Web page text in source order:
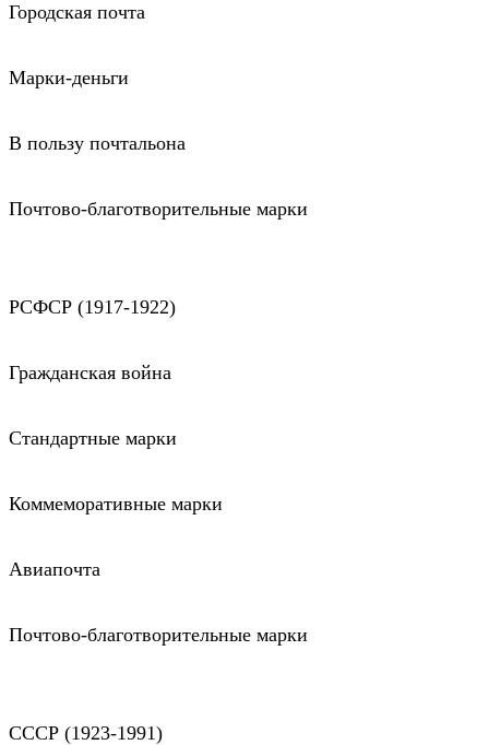
Городская почта
Марки-деньги
В пользу почтальона
Почтово-благотворительные марки
РСФСР (1917-1922)
Гражданская война
Стандартные марки
Коммеморативные марки
Авиапочта
Почтово-благотворительные марки
СССР (1923-1991)